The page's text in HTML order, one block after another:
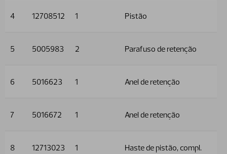
4 12708512 1 Pistão
5 5005983 2 Parafuso de retenção
6 5016623 1 Anel de retenção
7 5016672 1 Anel de retenção
8 12713023 1 Haste de pistão, compl.